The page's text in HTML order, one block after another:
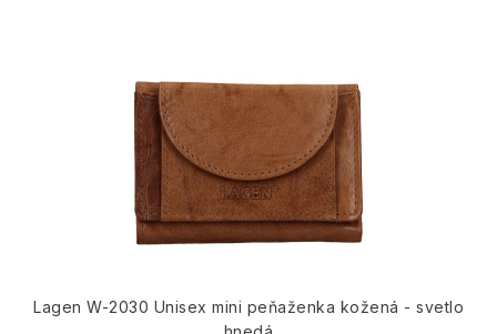
Lagen W-2030 Unisex mini peňaženka kožená - svetlo